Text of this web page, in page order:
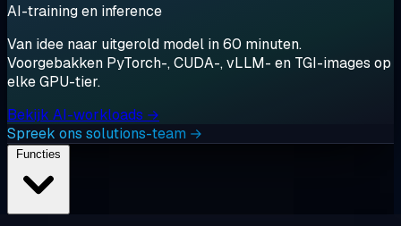
AI-training en inference
Van idee naar uitgerold model in 60 minuten.
Voorgebakken PyTorch-, CUDA-, vLLM- en TGI-images op
elke GPU-tier.
Bekijk AI-workloads →
Spreek ons solutions-team →